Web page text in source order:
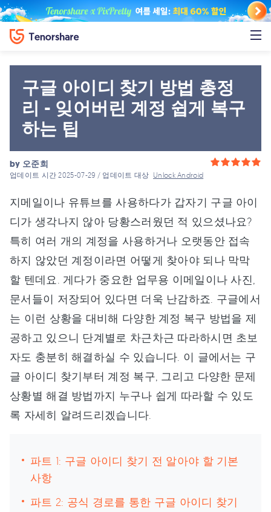
구글 아이디 찾기 방법 총정
리 - 잊어버린 계정 쉽게 복구
하는 팁
by 오준희
업데이트 시간 2025-07-29 / 업데이트 대상 Unlock Android
지메일이나 유튜브를 사용하다가 갑자기 구글 아이
디가 생각나지 않아 당황스러웠던 적 있으셨나요?
특히 여러 개의 계정을 사용하거나 오랫동안 접속
하지 않았던 계정이라면 어떻게 찾아야 되나 막막
할 텐데요. 게다가 중요한 업무용 이메일이나 사진,
문서들이 저장되어 있다면 더욱 난감하죠. 구글에서
는 이런 상황을 대비해 다양한 계정 복구 방법을 제
공하고 있으니 단계별로 차근차근 따라하시면 초보
자도 충분히 해결하실 수 있습니다. 이 글에서는 구
글 아이디 찾기부터 계정 복구, 그리고 다양한 문제
상황별 해결 방법까지 누구나 쉽게 따라할 수 있도
록 자세히 알려드리겠습니다.
파트 1: 구글 아이디 찾기 전 알아야 할 기본
사항
파트 2: 공식 경로를 통한 구글 아이디 찾기